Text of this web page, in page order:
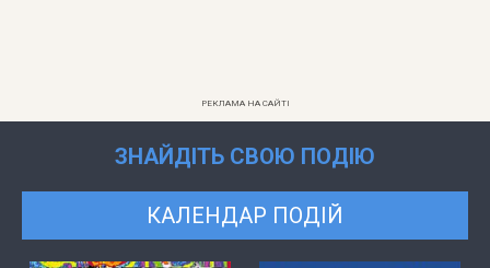
РЕКЛАМА НА САЙТІ
ЗНАЙДІТЬ СВОЮ ПОДІЮ
КАЛЕНДАР ПОДІЙ